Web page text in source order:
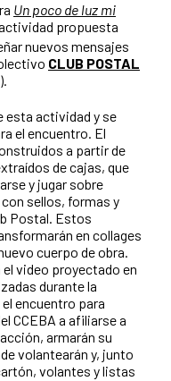
Un poco de luz mi
propuesta
nuevos mensajes
CLUB POSTAL
esta actividad y se
el encuentro. El
a partir de
de cajas, que
y jugar sobre
sellos, formas y
Postal. Estos
en collages
cuerpo de obra.
video proyectado en
durante la
encuentro para
CCEBA a afiliarse a
armarán su
volantearán y, junto
volantes y listas